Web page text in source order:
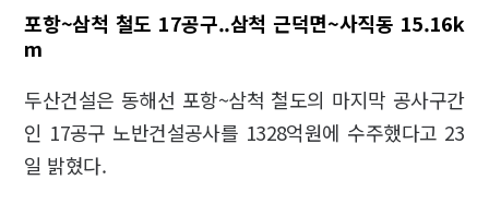
포항~삼척 철도 17공구..삼척 근덕면~사직동 15.16k
m
두산건설은 동해선 포항~삼척 철도의 마지막 공사구간
인 17공구 노반건설공사를 1328억원에 수주했다고 23
일 밝혔다.